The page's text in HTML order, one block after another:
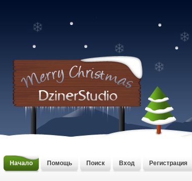
Начало Помощь Поиск Вход Регистрация